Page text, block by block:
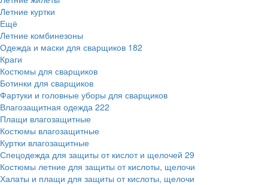
Летние куртки
Ещё
Летние комбинезоны
Одежда и маски для сварщиков 182
Краги
Костюмы для сварщиков
Ботинки для сварщиков
Фартуки и головные уборы для сварщиков
Влагозащитная одежда 222
Плащи влагозащитные
Костюмы влагозащитные
Куртки влагозащитные
Спецодежда для защиты от кислот и щелочей 29
Костюмы летние для защиты от кислоты, щелочи
Халаты и плащи для защиты от кислоты, щелочи